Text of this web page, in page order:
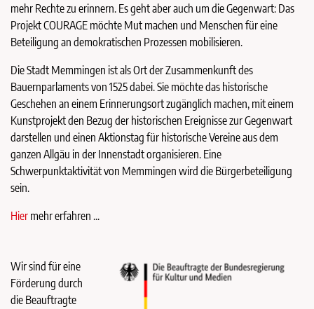
mehr Rechte zu erinnern. Es geht aber auch um die Gegenwart: Das
Projekt COURAGE möchte Mut machen und Menschen für eine
Beteiligung an demokratischen Prozessen mobilisieren.
Die Stadt Memmingen ist als Ort der Zusammenkunft des
Bauernparlaments von 1525 dabei. Sie möchte das historische
Geschehen an einem Erinnerungsort zugänglich machen, mit einem
Kunstprojekt den Bezug der historischen Ereignisse zur Gegenwart
darstellen und einen Aktionstag für historische Vereine aus dem
ganzen Allgäu in der Innenstadt organisieren. Eine
Schwerpunktaktivität von Memmingen wird die Bürgerbeteiligung
sein.
Hier mehr erfahren ...
Wir sind für eine
Förderung durch
die Beauftragte